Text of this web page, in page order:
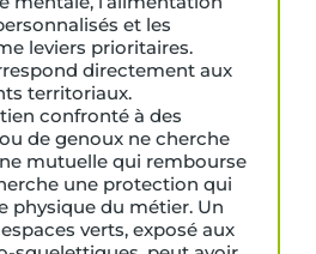
et les
leviers prioritaires.
directement aux
territoriaux.
confronté à des
de genoux ne cherche
mutuelle qui rembourse
une protection qui
physique du métier. Un
verts, exposé aux